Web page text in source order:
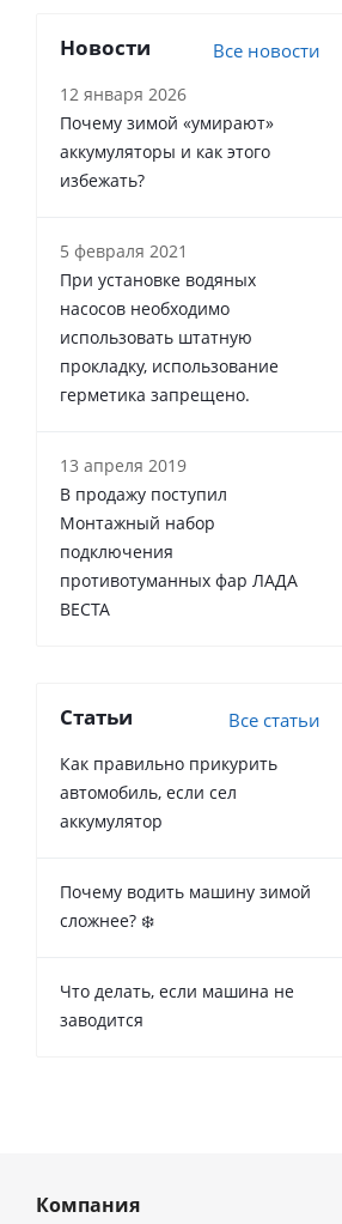
Новости Все новости
12 января 2026
Почему зимой «умирают»
аккумуляторы и как этого
избежать?
5 февраля 2021
При установке водяных
насосов необходимо
использовать штатную
прокладку, использование
герметика запрещено.
13 апреля 2019
В продажу поступил
Монтажный набор
подключения
противотуманных фар ЛАДА
ВЕСТА
Статьи Все статьи
Как правильно прикурить
автомобиль, если сел
аккумулятор
Почему водить машину зимой
сложнее? ❄️
Что делать, если машина не
заводится
Компания